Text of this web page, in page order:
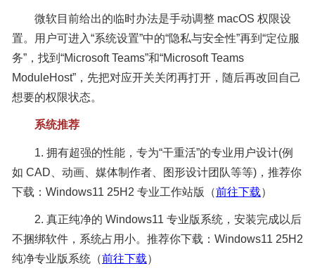
微软目前给出的临时办法是手动调整 macOS 权限设
置。用户可进入“系统设置”中的“隐私与安全性”再到“定位服
务”，找到“Microsoft Teams”和“Microsoft Teams
ModuleHost”，先把对应开关关闭再打开，随后再改回自己
想要的权限状态。
系统推荐
1. 拥有超强的性能，专为“干重活”的专业用户设计(例
如 CAD、动画、媒体制作者、图形设计团队等等)，推荐你
下载：Windows11 25H2 专业工作站版（前往下载）
2. 真正纯净的 Windows11 专业版系统，安装完成以后
不捆绑软件，系统占用小。推荐你下载：Windows11 25H2
纯净专业版系统（前往下载）